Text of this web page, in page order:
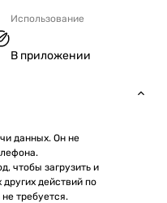
Использование
В приложении
данных. Он не
чтобы загрузить и
других действий по
требуется.